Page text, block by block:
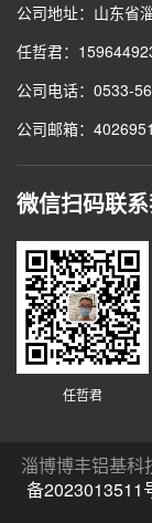
公司地址：山东省
任哲君：
公司电话：0533-
公司邮箱：
微信扫码联
任哲君
淄博博丰铝基科
备2023013511